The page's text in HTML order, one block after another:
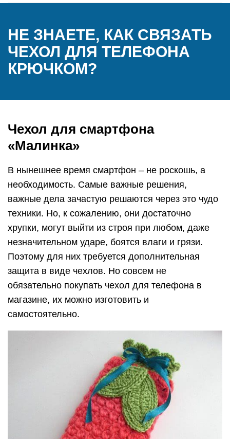
НЕ ЗНАЕТЕ, КАК СВЯЗАТЬ
ЧЕХОЛ ДЛЯ ТЕЛЕФОНА
КРЮЧКОМ?
Чехол для смартфона
«Малинка»
В нынешнее время смартфон – не роскошь, а
необходимость. Самые важные решения,
важные дела зачастую решаются через это чудо
техники. Но, к сожалению, они достаточно
хрупки, могут выйти из строя при любом, даже
незначительном ударе, боятся влаги и грязи.
Поэтому для них требуется дополнительная
защита в виде чехлов. Но совсем не
обязательно покупать чехол для телефона в
магазине, их можно изготовить и
самостоятельно.